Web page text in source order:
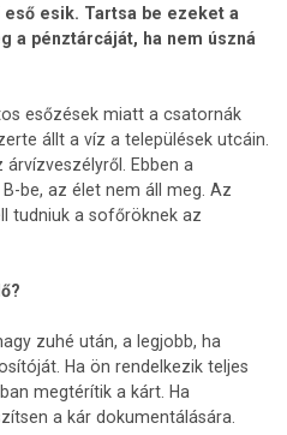
esik. Tartsa be ezeket a
a pénztárcáját, ha nem úszná
esőzések miatt a csatornák
állt a víz a települések utcáin.
Ebben a
be, az élet nem áll meg. Az
tudniuk a sofőröknek az
zuhé után, a legjobb, ha
Ha ön rendelkezik teljes
megtérítik a kárt. Ha
a kár dokumentálására.